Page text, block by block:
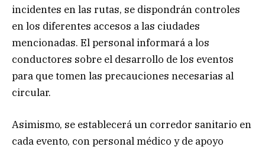
incidentes en las rutas, se dispondrán controles
en los diferentes accesos a las ciudades
mencionadas. El personal informará a los
conductores sobre el desarrollo de los eventos
para que tomen las precauciones necesarias al
circular.
Asimismo, se establecerá un corredor sanitario en
cada evento, con personal médico y de apoyo